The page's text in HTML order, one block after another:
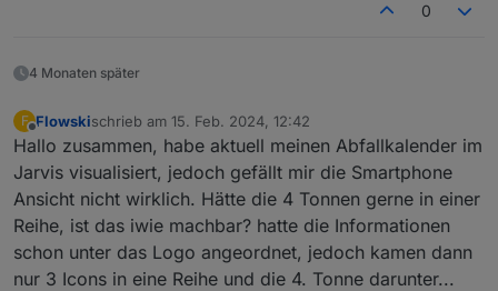
0
4 Monaten später
F
Offline
Flowskischrieb am 15. Feb. 2024, 12:42
zuletzt editiert von
Hallo zusammen, habe aktuell meinen Abfallkalender im
Jarvis visualisiert, jedoch gefällt mir die Smartphone
Ansicht nicht wirklich. Hätte die 4 Tonnen gerne in einer
Reihe, ist das iwie machbar? hatte die Informationen
schon unter das Logo angeordnet, jedoch kamen dann
nur 3 Icons in eine Reihe und die 4. Tonne darunter...